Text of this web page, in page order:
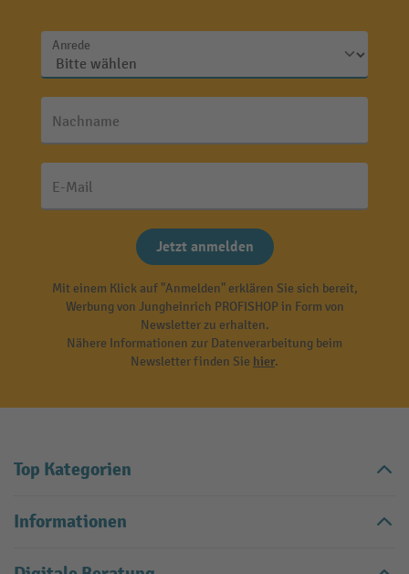
Anrede
Nachname
E-Mail
Jetzt anmelden
Mit einem Klick auf "Anmelden" erklären Sie sich bereit,
Werbung von Jungheinrich PROFISHOP in Form von
Newsletter zu erhalten.
Nähere Informationen zur Datenverarbeitung beim
Newsletter finden Sie hier.
Top Kategorien
Informationen